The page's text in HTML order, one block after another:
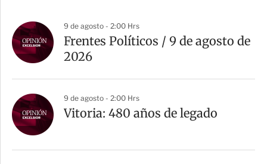
9 de agosto - 2:00 Hrs
Frentes Políticos / 9 de agosto de
2026
9 de agosto - 2:00 Hrs
Vitoria: 480 años de legado